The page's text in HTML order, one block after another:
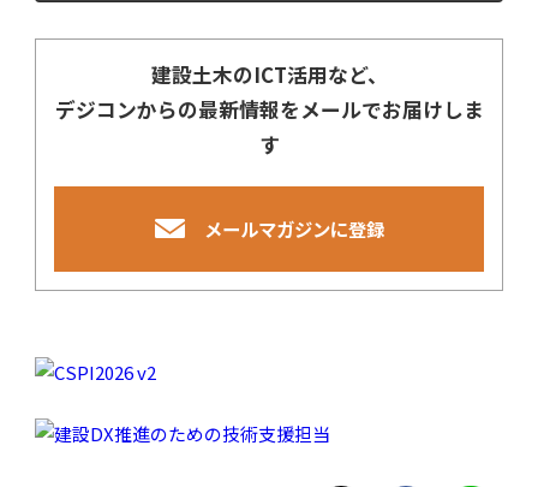
建設土木のICT活用など、
デジコンからの最新情報をメールでお届けしま
す
メールマガジンに登録